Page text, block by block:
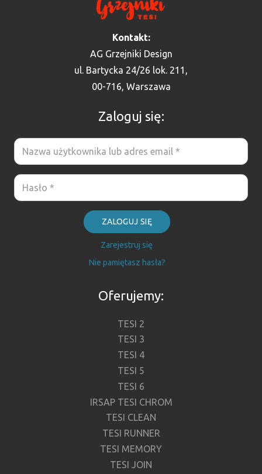
Kontakt:
AG Grzejniki Design
ul. Bartycka 24/26 lok. 211,
00-716, Warszawa
Zaloguj się:
ZALOGUJ SIĘ
Zarejestruj się
Nie pamiętasz hasła?
Oferujemy:
TESI 2
TESI 3
TESI 4
TESI 5
TESI 6
IRSAP TESI CHROM
TESI CLEAN
TESI RUNNER
TESI MEMORY
TESI JOIN